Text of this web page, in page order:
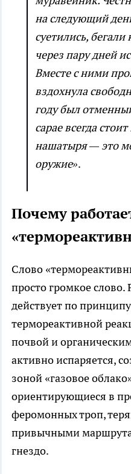
на следующий
суетились, бегали
через пару дней
Вместе с ними
вздохнула
году был
сарае всегда
нашатыря — это
оружие».
Почему
Слово
просто громкое
действует по
термореактивной
почвой и
активно испаряется,
зоной «газовое
ориентирующиеся в
феромонных троп,
привычными
гнездо.